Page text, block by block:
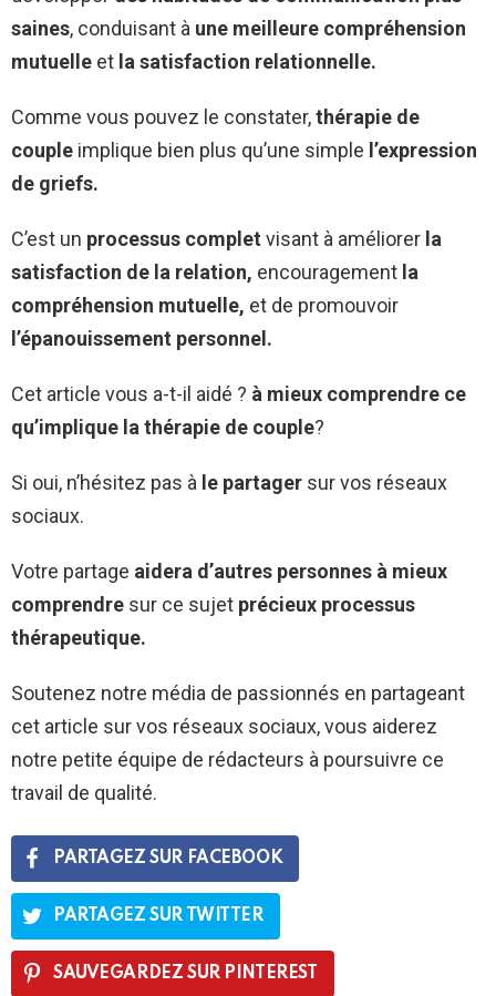
saines, conduisant à une meilleure compréhension
mutuelle et la satisfaction relationnelle.
Comme vous pouvez le constater,thérapie de
couple implique bien plus qu’une simple l’expression
de griefs.
C’est un processus complet visant à améliorer la
satisfaction de la relation, encouragement la
compréhension mutuelle, et de promouvoir
l’épanouissement personnel.
Cet article vous a-t-il aidé ? à mieux comprendre ce
qu’implique la thérapie de couple?
Si oui, n’hésitez pas à le partager sur vos réseaux
sociaux.
Votre partage aidera d’autres personnes à mieux
comprendre sur ce sujet précieux processus
thérapeutique.
Soutenez notre média de passionnés en partageant
cet article sur vos réseaux sociaux, vous aiderez
notre petite équipe de rédacteurs à poursuivre ce
travail de qualité.
PARTAGEZ SUR FACEBOOK
PARTAGEZ SUR TWITTER
SAUVEGARDEZ SUR PINTEREST